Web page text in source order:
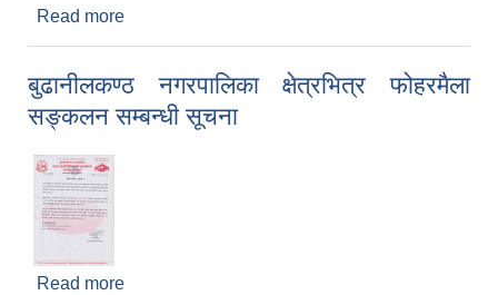
Read more
बुढानीलकण्ठ नगरपालिका क्षेत्रभित्र फोहरमैला
सङ्कलन सम्बन्धी सूचना
Read more